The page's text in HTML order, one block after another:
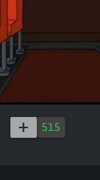
515